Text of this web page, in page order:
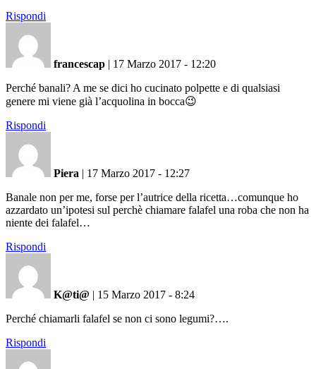
Rispondi
francescap | 17 Marzo 2017 - 12:20
Perché banali? A me se dici ho cucinato polpette e di qualsiasi
genere mi viene già l’acquolina in bocca😉
Rispondi
Piera | 17 Marzo 2017 - 12:27
Banale non per me, forse per l’autrice della ricetta…comunque ho
azzardato un’ipotesi sul perchè chiamare falafel una roba che non ha
niente dei falafel…
Rispondi
K@ti@ | 15 Marzo 2017 - 8:24
Perché chiamarli falafel se non ci sono legumi?….
Rispondi